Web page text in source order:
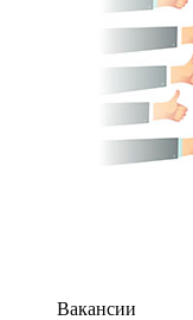
Вакансии